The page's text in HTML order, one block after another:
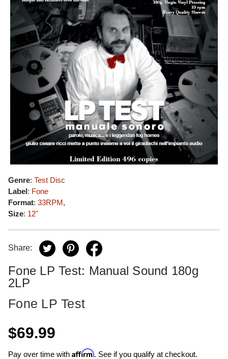
Genre: Test Disc
Label: Fone
Format: 33RPM,
Size: 12"
Share:
Fone LP Test: Manual Sound 180g
2LP
Fone LP Test
$69.99
Pay over time with Affirm. See if you qualify at checkout.